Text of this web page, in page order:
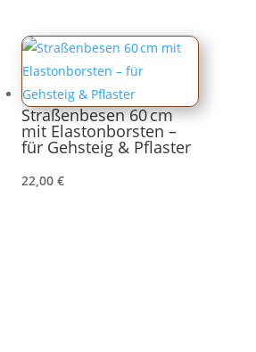
Straßenbesen 60 cm
mit Elastonborsten –
für Gehsteig & Pflaster
22,00 €